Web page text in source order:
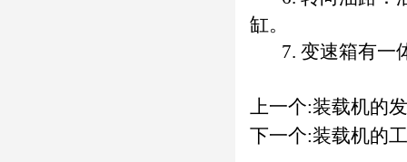
缸。
7. 变速箱有一
上一个:装载机的
下一个:装载机的